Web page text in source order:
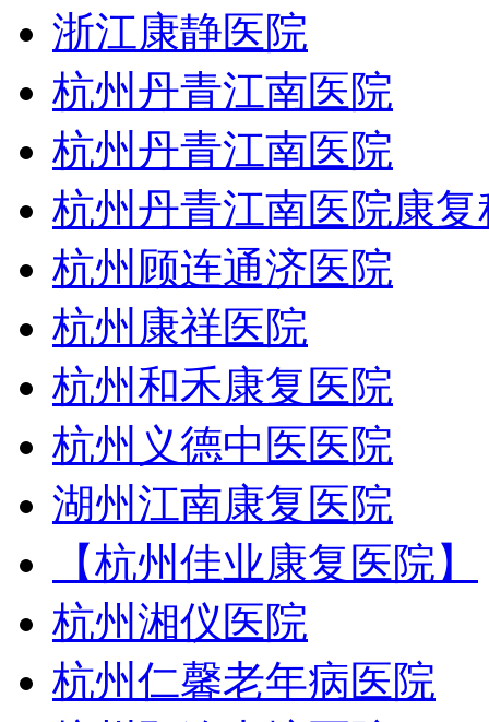
浙江康静医院
杭州丹青江南医院
杭州丹青江南医院
杭州丹青江南医院康复
杭州顾连通济医院
杭州康祥医院
杭州和禾康复医院
杭州义德中医医院
湖州江南康复医院
【杭州佳业康复医院】
杭州湘仪医院
杭州仁馨老年病医院